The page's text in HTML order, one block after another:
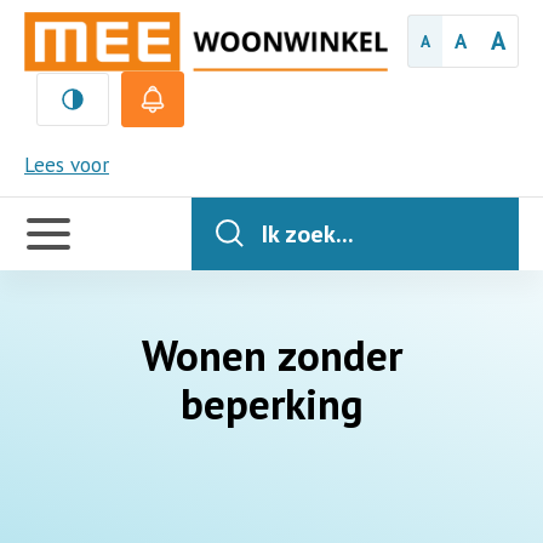
A A A
Lees voor
MEE
Handige
links
Ik zoek...
Wonen zonder
beperking